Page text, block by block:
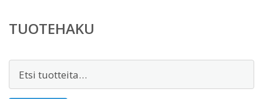
TUOTEHAKU